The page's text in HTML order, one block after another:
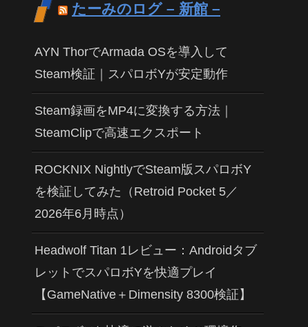
たーみのログ – 新館 –
AYN ThorでArmada OSを導入して
Steam検証｜スパロボYが安定動作
Steam録画をMP4に変換する方法｜
SteamClipで高速エクスポート
ROCKNIX NightlyでSteam版スパロボY
を検証してみた（Retroid Pocket 5／
2026年6月時点）
Headwolf Titan 1レビュー：Androidタブ
レットでスパロボYを快適プレイ
【GameNative＋Dimensity 8300検証】